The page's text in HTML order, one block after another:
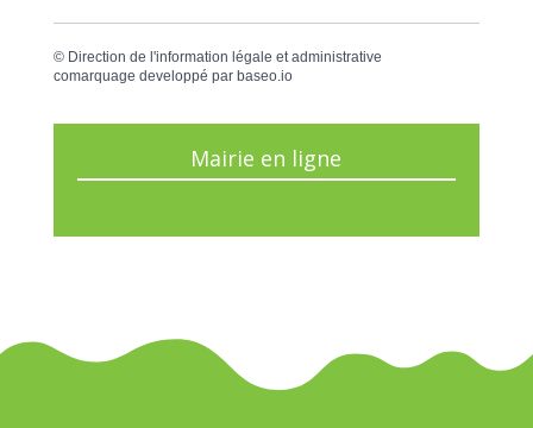
© Direction de l'information légale et administrative
comarquage developpé par baseo.io
Mairie en ligne